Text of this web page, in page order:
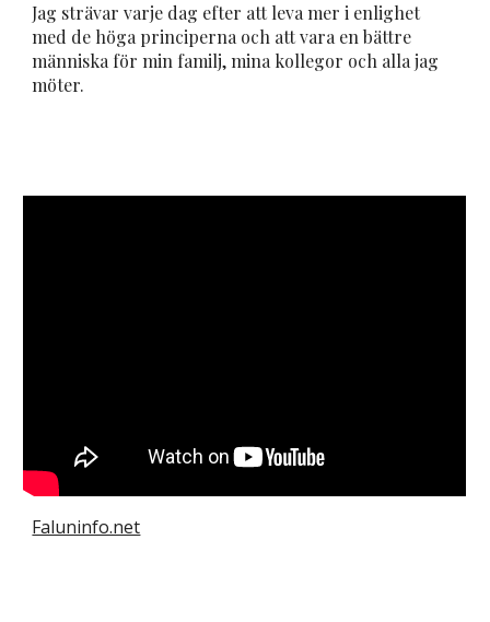
Jag strävar varje dag efter att leva mer i enlighet
med de höga principerna och att vara en bättre
människa för min familj, mina kollegor och alla jag
möter.
Faluninfo.net